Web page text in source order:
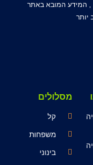
, המידע המובא באתר
יותר
מסלולים
קל
משפחות
בינוני